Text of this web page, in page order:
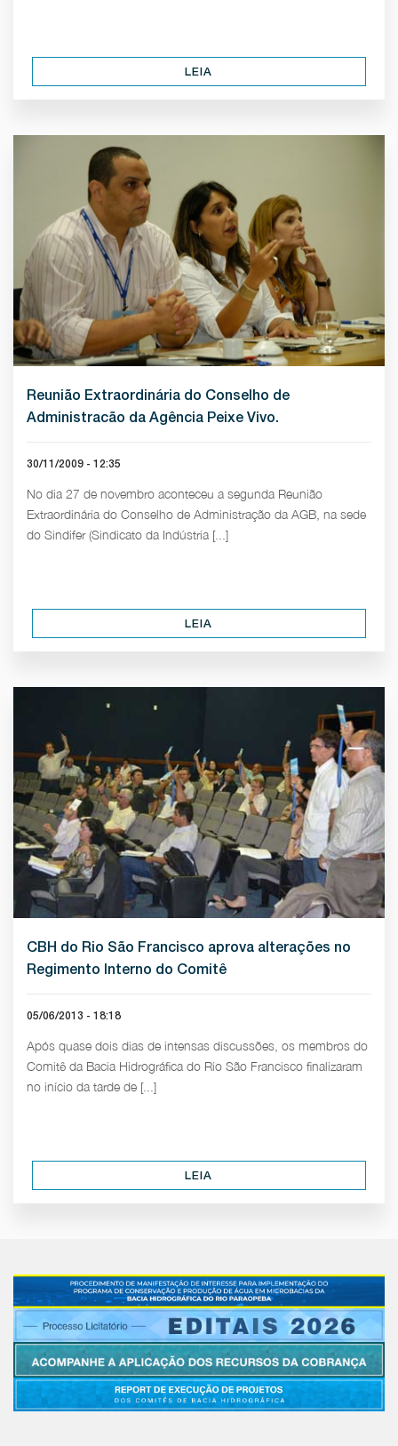
LEIA
Reunião Extraordinária do Conselho de
Administracão da Agência Peixe Vivo.
30/11/2009 - 12:35
No dia 27 de novembro aconteceu a segunda Reunião
Extraordinária do Conselho de Administração da AGB, na sede
do Sindifer (Sindicato da Indústria [...]
LEIA
CBH do Rio São Francisco aprova alterações no
Regimento Interno do Comitê
05/06/2013 - 18:18
Após quase dois dias de intensas discussões, os membros do
Comitê da Bacia Hidrográfica do Rio São Francisco finalizaram
no início da tarde de [...]
LEIA